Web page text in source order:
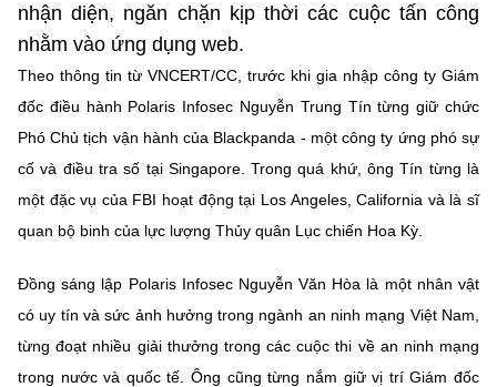
BỘ KHOA HỌC VÀ CÔNG NGHỆ
MINISTRY OF SCIENCE AND TECHNOLOGY
Điều khoản sử dụng Theo dõi MST: Góp ý
Cơ quan chủ quản: Bộ Khoa học và Công nghệ (MST)
Chịu trách nhiệm nội dung: Nguyễn Thị Hải Hằng
Giám đốc Trung tâm Truyền thông Khoa học và Công nghệ.
Liên hệ
Email:stc@mst.gov.vn
©2026 Bản quyền thuộc Bộ Khoa Học và Công Nghệ
(Ghi rõ nguồn "https://mst.gov.vn" khi phát hành lại thông tin từ
website này)
nhận diện, ngăn chặn kịp thời các cuộc tấn công
nhằm vào ứng dụng web.
Theo thông tin từ VNCERT/CC, trước khi gia nhập công ty Giám
đốc điều hành Polaris Infosec Nguyễn Trung Tín từng giữ chức
Phó Chủ tịch vận hành của Blackpanda - một công ty ứng phó sự
cố và điều tra số tại Singapore. Trong quá khứ, ông Tín từng là
một đặc vụ của FBI hoạt động tại Los Angeles, California và là sĩ
quan bộ binh của lực lượng Thủy quân Lục chiến Hoa Kỳ.
Đồng sáng lập Polaris Infosec Nguyễn Văn Hòa là một nhân vật
có uy tín và sức ảnh hưởng trong ngành an ninh mạng Việt Nam,
từng đoạt nhiều giải thưởng trong các cuộc thi về an ninh mạng
trong nước và quốc tế. Ông cũng từng nắm giữ vị trí Giám đốc